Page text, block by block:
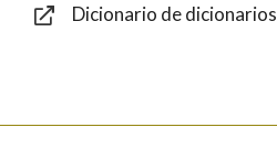
Dicionario de dicionarios